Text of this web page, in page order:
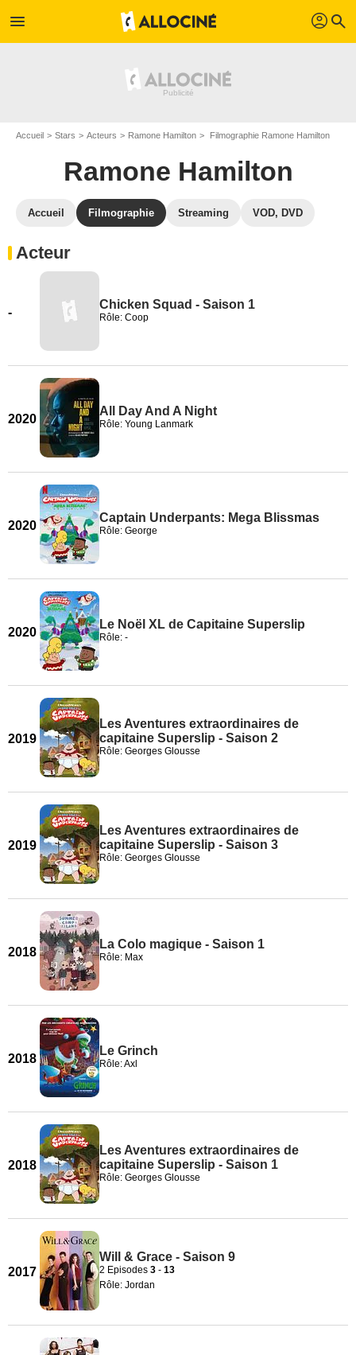
menu profil search
Accueil Stars Acteurs Ramone Hamilton Filmographie Ramone Hamilton
Ramone Hamilton
Accueil Filmographie Streaming VOD, DVD
Acteur
-
Chicken Squad - Saison 1
Rôle: Coop
2020
All Day And A Night
Rôle: Young Lanmark
2020
Captain Underpants: Mega Blissmas
Rôle: George
2020
Le Noël XL de Capitaine Superslip
Rôle: -
2019
Les Aventures extraordinaires de
capitaine Superslip - Saison 2
Rôle: Georges Glousse
2019
Les Aventures extraordinaires de
capitaine Superslip - Saison 3
Rôle: Georges Glousse
2018
La Colo magique - Saison 1
Rôle: Max
2018
Le Grinch
Rôle: Axl
2018
Les Aventures extraordinaires de
capitaine Superslip - Saison 1
Rôle: Georges Glousse
2017
Will & Grace - Saison 9
2 Episodes 3 - 13
Rôle: Jordan